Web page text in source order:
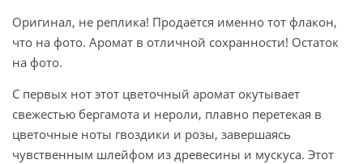
Оригинал, не реплика! Продаётся именно тот флакон,
что на фото. Аромат в отличной сохранности! Остаток
на фото.
С первых нот этот цветочный аромат окутывает
свежестью бергамота и нероли, плавно перетекая в
цветочные ноты гвоздики и розы, завершаясь
чувственным шлейфом из древесины и мускуса. Этот